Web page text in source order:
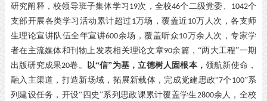
研究阐释，校领导班子集体学习 19次，全校46个二级党委、 1042个
支部开展各类学习活动累计超过 1万场，覆盖近 10万人次，各支师
生理论宣讲队伍全年宣讲600余场，覆盖听众10万余人次，专家学
者在主流媒体和刊物上发表相关理论文章90余篇，“两大工程”一期
出版研究成果20卷。 以“信”为基，立德树人固根本， 领航新使命，
融入主渠道，打造新场域，拓展新载体，完成党建思政“7个 100”系
列建设任务，开设“四史”系列思政课累计覆盖学生2800余人，全校